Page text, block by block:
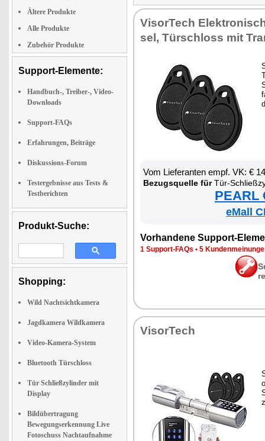
Ältere Produkte
Alle Produkte
Zubehör Produkte
Support-Elemente:
Handbuch-, Treiber-, Video-
Downloads
Support-FAQs
Erfahrungen, Beiträge
Diskussions-Forum
Testergebnisse aus Tests &
Testberichten
Produkt-Suche:
Shopping:
Wild Nachtsichtkamera
Jagdkamera Wildkamera
Video-Kamera-System
Bluetooth Türschloss
Tür Schließzylinder mit
Display
Bildübertragung
Bewegungserkennung Live
Fotoschuss Nachtaufnahme
Vi­sor­Tech
sel, Tür­schloss mit
Vom Lie­fe­ran­ten empf. VK: €
Be­zugs­quel­le fürTür-Schließ­zy­lin­der mit
PEARL
eMall
Vor­han­de­ne Sup­port-
1 Sup­port-FAQs • 5
Vi­sor­Tech